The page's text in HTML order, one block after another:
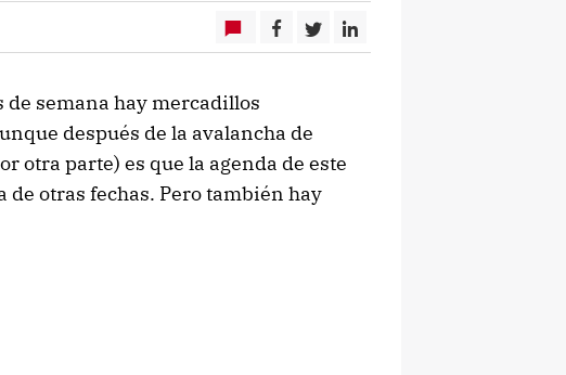
de semana hay mercadillos
después de la avalancha de
otra parte) es que la agenda de este
otras fechas. Pero también hay